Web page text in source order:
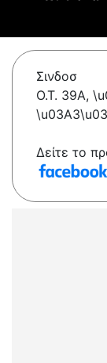
Σινδοσ
O.T. 39A,
Δείτε το